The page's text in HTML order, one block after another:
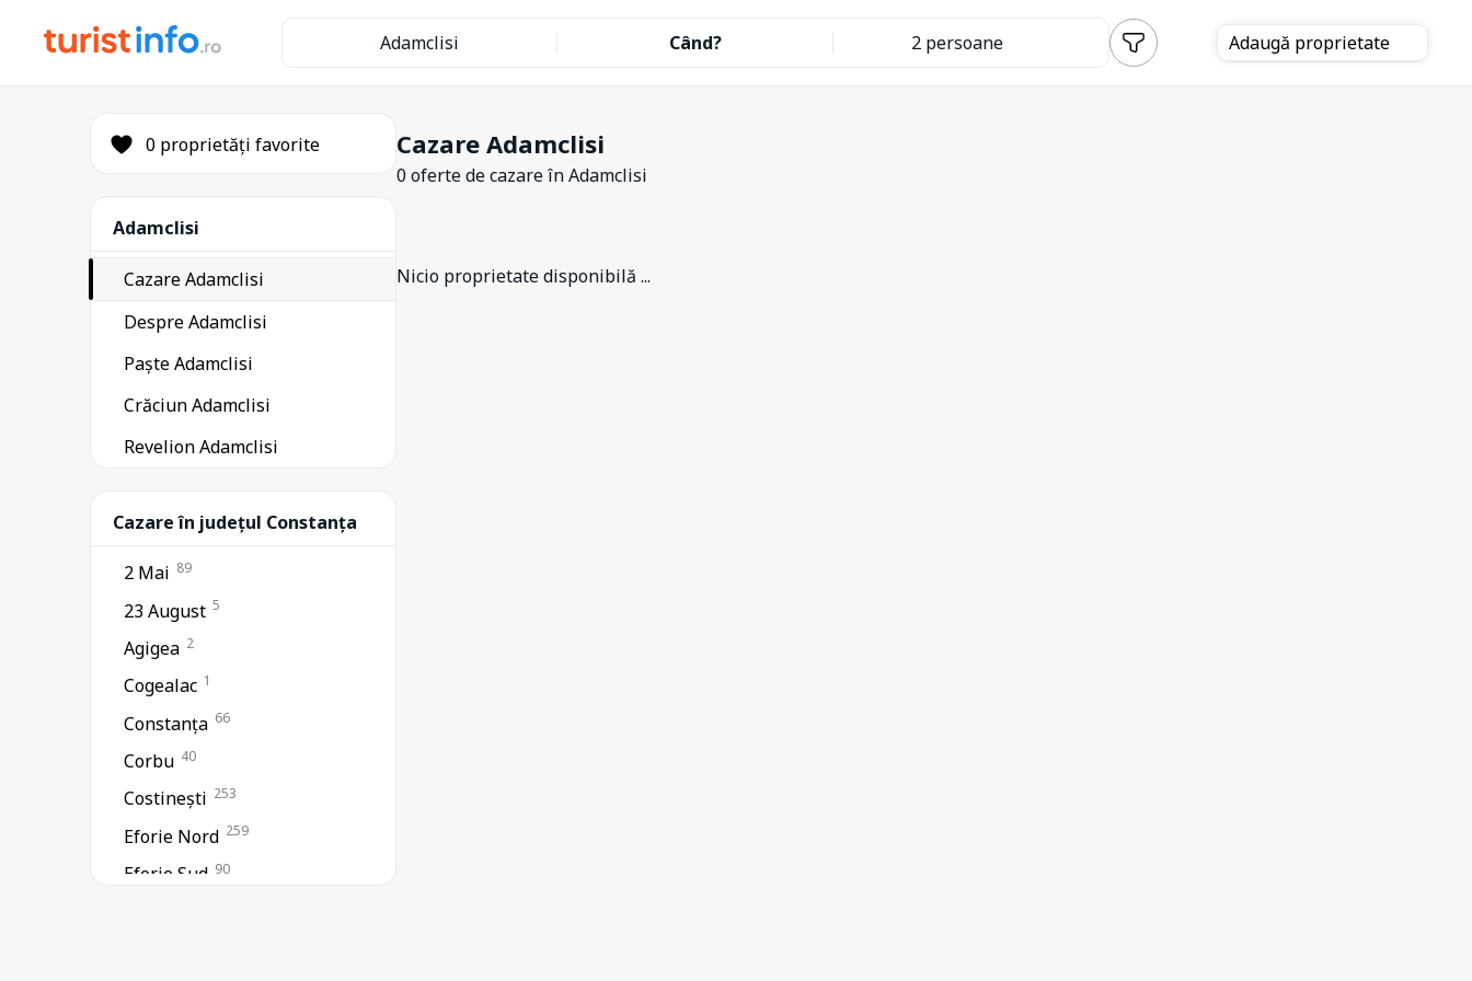
Adamclisi Când? 2 persoane Adaugă proprietate
0 proprietăți favorite
Adamclisi
Cazare Adamclisi
Despre Adamclisi
Paște Adamclisi
Crăciun Adamclisi
Revelion Adamclisi
Cazare în județul Constanța
2 Mai 89
23 August 5
Agigea 2
Cogealac 1
Constanța 66
Corbu 40
Costinești 253
Eforie Nord 259
Eforie Sud 90
Cazare Adamclisi
0 oferte de cazareîn Adamclisi
Nicio proprietate disponibilă ...